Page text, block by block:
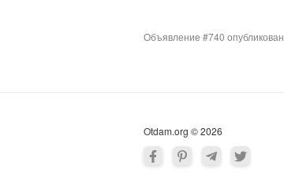
Объявление #740
Otdam.org © 2026